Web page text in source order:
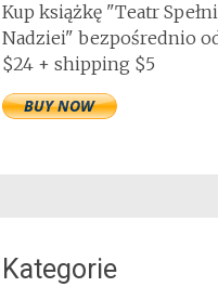
Kup książkę "Teatr
Nadziei" bezpośrednio
$24 + shipping $5
Kategorie